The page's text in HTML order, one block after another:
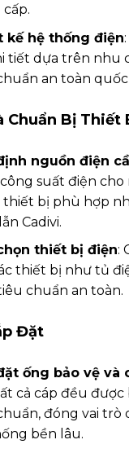
kế hệ thống điện
tiết dựa trên nhu
an toàn quốc
Chuẩn Bị Thiết
nguồn điện
suất điện cho
thiết bị phù hợp
Cadivi.
thiết bị điện:
thiết bị như tủ
chuẩn an toàn.
Đặt
ống bảo vệ và
cả cáp đều được
đóng vai trò
bền lâu.